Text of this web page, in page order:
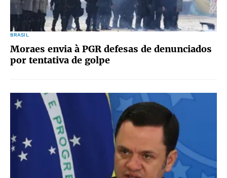
BRASIL
Moraes envia à PGR defesas de denunciados
por tentativa de golpe